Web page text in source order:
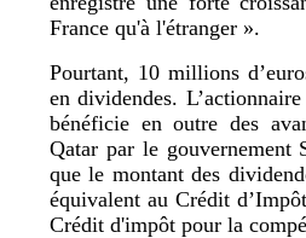
France qu'à l'étranger ».
Pourtant, 10 millions
en dividendes.
bénéficie en outre des
Qatar par le gouvernement
que le montant des
équivalent au Crédit
Crédit d'impôt pour la